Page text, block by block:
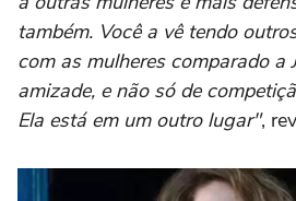
também. Você a vê tendo
com as mulheres comparado a
amizade, e não só de
Ela está em um outro lugar",